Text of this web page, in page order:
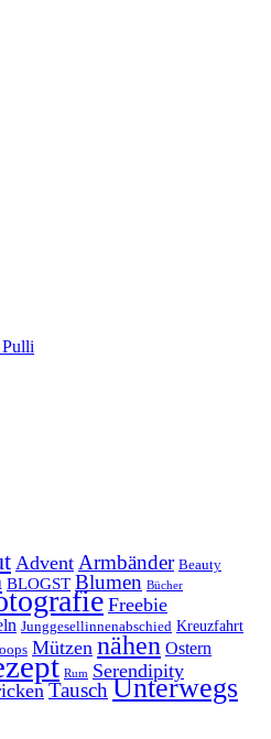
Advent Armbänder Beauty
BLOGST Blumen Bücher
Freebie
Junggesellinnenabschied Kreuzfahrt
Mützen nähen Ostern
Rum Serendipity
TauschUnterwegs